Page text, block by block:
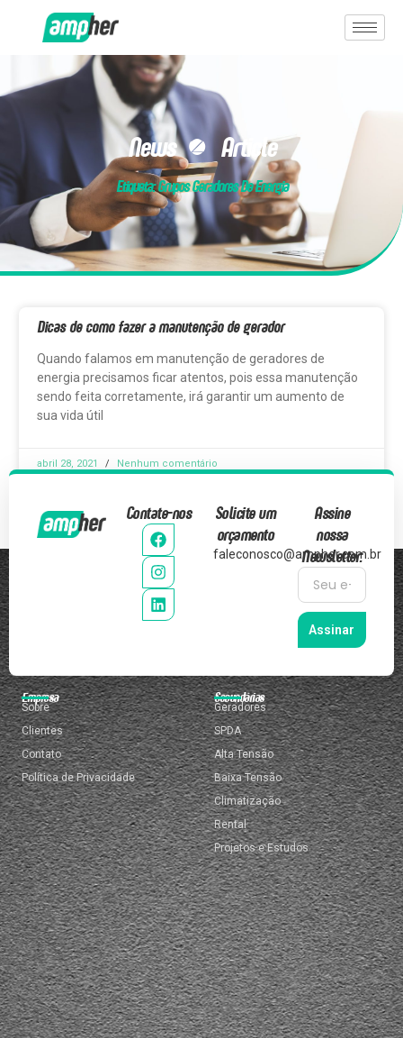
News & Article
Etiqueta: Grupos Geradores De Energia
Dicas de como fazer a manutenção de gerador
Quando falamos em manutenção de geradores de
energia precisamos ficar atentos, pois essa manutenção
sendo feita corretamente, irá garantir um aumento de
sua vida útil
abril 28, 2021 Nenhum comentário
Contate-nos
Solicite um
orçamento
faleconosco@ampher.com.br
Assine
nossa
Newsletter:
Assinar
Empresa
Sobre
Clientes
Contato
Política de Privacidade
Secundárias
Geradores
SPDA
Alta Tensão
Baixa Tensão
Climatização
Rental
Projetos e Estudos